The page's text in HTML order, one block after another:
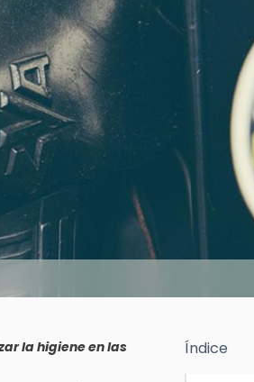
la higiene en las
Índice